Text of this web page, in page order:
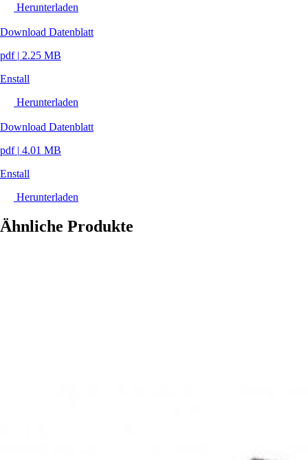
Herunterladen
Download Datenblatt
pdf | 2.25 MB
Enstall
Herunterladen
Download Datenblatt
pdf | 4.01 MB
Enstall
Herunterladen
Ähnliche Produkte